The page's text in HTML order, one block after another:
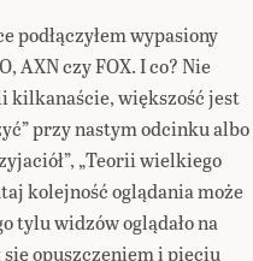
podłączyłem wypasiony
AXN czy FOX. I co? Nie
kilkanaście, większość jest
przy nastym odcinku albo
„Teorii wielkiego
kolejność oglądania może
tylu widzów oglądało na
się opuszczeniem i pięciu